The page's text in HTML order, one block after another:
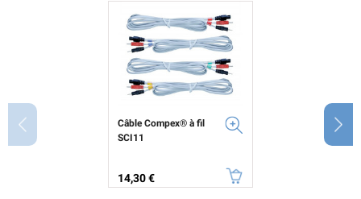
Câble Compex® à fil
SCI11
Prix
14,30 €